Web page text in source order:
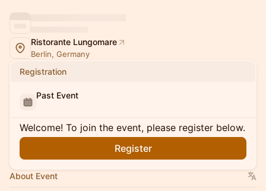
Ristorante Lungomare
Berlin, Germany
Registration
Past Event
Welcome! To join the event, please register below.
Register
About Event